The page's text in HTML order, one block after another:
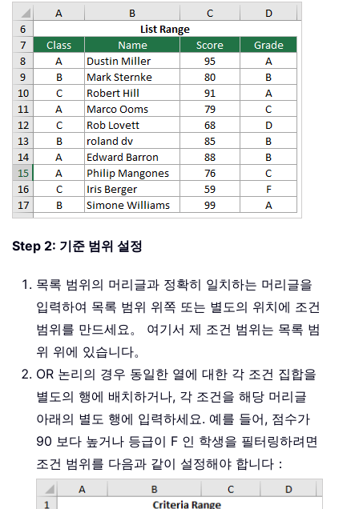
Step 2: 기준 범위 설정
목록 범위의 머리글과 정확히 일치하는 머리글을
입력하여 목록 범위 위쪽 또는 별도의 위치에 조건
범위를 만드세요。 여기서 제 조건 범위는 목록 범
위 위에 있습니다。
OR 논리의 경우 동일한 열에 대한 각 조건 집합을
별도의 행에 배치하거나, 각 조건을 해당 머리글
아래의 별도 행에 입력하세요. 예를 들어, 점수가
90 보다 높거나 등급이 F 인 학생을 필터링하려면
조건 범위를 다음과 같이 설정해야 합니다：